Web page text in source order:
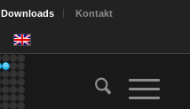
Downloads Kontakt